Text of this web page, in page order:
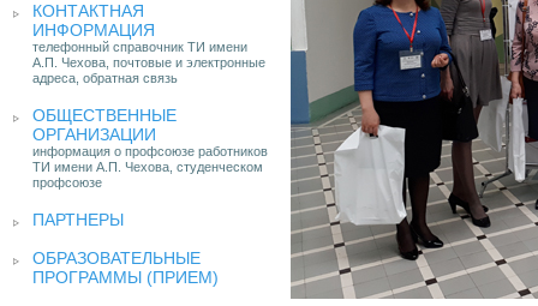
КОНТАКТНАЯ
ИНФОРМАЦИЯ
телефонный справочник ТИ имени
А.П. Чехова, почтовые и электронные
адреса, обратная связь
ОБЩЕСТВЕННЫЕ
ОРГАНИЗАЦИИ
информация о профсоюзе работников
ТИ имени А.П. Чехова, студенческом
профсоюзе
ПАРТНЕРЫ
ОБРАЗОВАТЕЛЬНЫЕ
ПРОГРАММЫ (ПРИЕМ)